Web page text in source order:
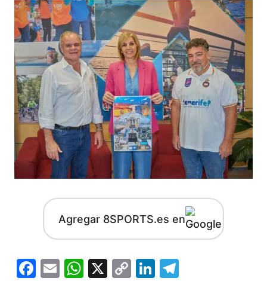
Agregar 8SPORTS.es en
Facebook
EmailWhatsApp
X
CopyLinkedIn